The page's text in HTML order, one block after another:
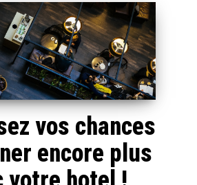
vos chances
encore plus